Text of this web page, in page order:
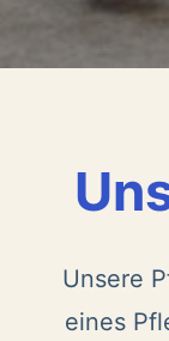
Unsere
eines